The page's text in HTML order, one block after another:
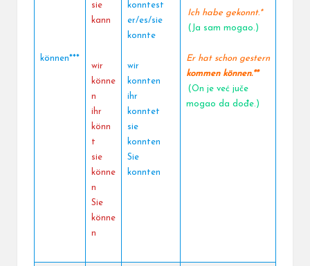
können***
sie
kann
wir
könne
n
ihr
könn
t
sie
könne
n
Sie
könne
n
konntest
er/es/sie
konnte
wir
konnten
ihr
konntet
sie
konnten
Sie
konnten
Ich habe gekonnt.*
(Ja sam mogao.)
Er hat schon gestern
kommen können.**
(On je već juče
mogao da dođe.)